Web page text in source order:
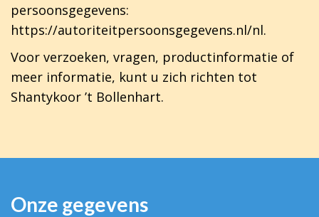
persoonsgegevens:
https://autoriteitpersoonsgegevens.nl/nl.
Voor verzoeken, vragen, productinformatie of
meer informatie, kunt u zich richten tot
Shantykoor ’t Bollenhart.
Onze gegevens